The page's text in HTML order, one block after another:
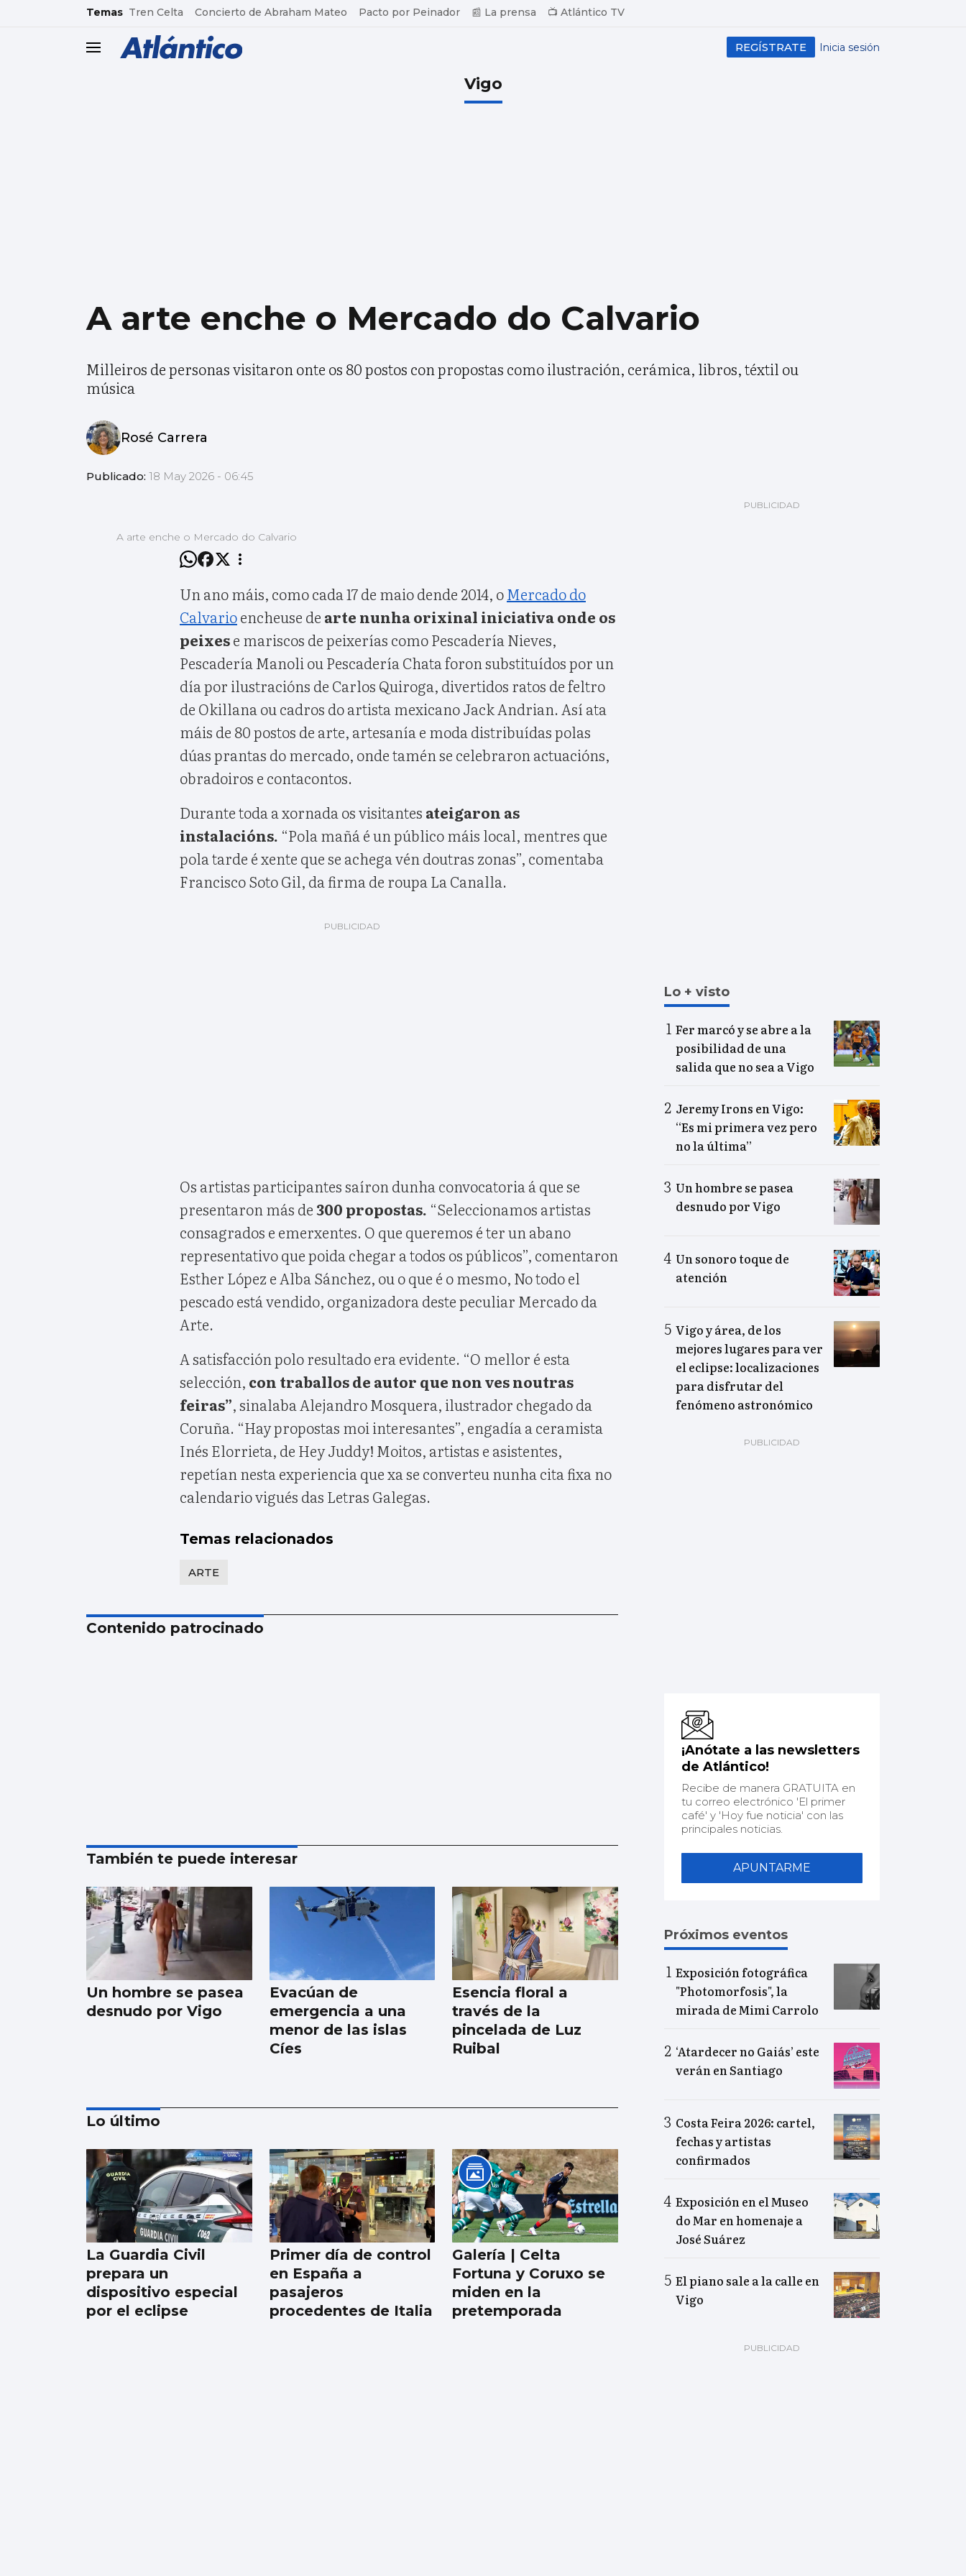
common.go-to-content
Temas Tren Celta Concierto de Abraham Mateo Pacto por Peinador 📰 La prensa 📺 Atlántico TV
header.menu.open Inicia sesión
REGÍSTRATE
Vigo
A arte enche o Mercado do Calvario
Milleiros de personas visitaron onte os 80 postos con propostas como ilustración, cerámica, libros, téxtil ou
música
Rosé Carrera
Publicado: 18 May 2026 - 06:45
A arte enche o Mercado do Calvario
Un ano máis, como cada 17 de maio dende 2014, oMercado do
Calvarioencheuse de arte nunha orixinal iniciativa onde os
peixese mariscos de peixerías como Pescadería Nieves,
Pescadería Manoli ou Pescadería Chata foron substituídos por un
día por ilustracións de Carlos Quiroga, divertidos ratos de feltro
de Okillana ou cadros do artista mexicano Jack Andrian. Así ata
máis de 80 postos de arte, artesanía e moda distribuídas polas
dúas prantas do mercado, onde tamén se celebraron actuacións,
obradoiros e contacontos.
Durante toda a xornada os visitantes ateigaron as
instalacións. “Pola mañá é un público máis local, mentres que
pola tarde é xente que se achega vén doutras zonas”, comentaba
Francisco Soto Gil, da firma de roupa La Canalla.
Os artistas participantes saíron dunha convocatoria á que se
presentaron más de300 propostas. “Seleccionamos artistas
consagrados e emerxentes. O que queremos é ter un abano
representativo que poida chegar a todos os públicos”, comentaron
Esther López e Alba Sánchez, ou o que é o mesmo, No todo el
pescado está vendido, organizadora deste peculiar Mercado da
Arte.
A satisfacción polo resultado era evidente. “O mellor é esta
selección, con traballos de autor que non ves noutras
feiras”, sinalaba Alejandro Mosquera, ilustrador chegado da
Coruña. “Hay propostas moi interesantes”, engadía a ceramista
Inés Elorrieta, de Hey Juddy! Moitos, artistas e asistentes,
repetían nesta experiencia que xa se converteu nunha cita fixa no
calendario vigués das Letras Galegas.
Temas relacionados
ARTE
Contenido patrocinado
También te puede interesar
Un hombre se pasea
desnudo por Vigo
Evacúan de
emergencia a una
menor de las islas
Cíes
Esencia floral a
través de la
pincelada de Luz
Ruibal
Xanma Louro, de The
Rapants: “Sempre foi
complicado dicir que
tocamos. Somos un
guiso, abertos a
todo”
Lo último
La Guardia Civil
prepara un
dispositivo especial
por el eclipse
Primer día de control
en España a
pasajeros
procedentes de Italia
Galería | Celta
Fortuna y Coruxo se
miden en la
pretemporada
Lo + visto
Fer marcó y se abre a la
posibilidad de una
salida que no sea a Vigo
Jeremy Irons en Vigo:
“Es mi primera vez pero
no la última”
Un hombre se pasea
desnudo por Vigo
Un sonoro toque de
atención
Vigo y área, de los
mejores lugares para ver
el eclipse: localizaciones
para disfrutar del
fenómeno astronómico
¡Anótate a las newsletters
de Atlántico!
Recibe de manera GRATUITA en
tu correo electrónico 'El primer
café' y 'Hoy fue noticia' con las
principales noticias.
APUNTARME
Próximos eventos
Exposición fotográfica
"Photomorfosis", la
mirada de Mimi Carrolo
‘Atardecer no Gaiás’ este
verán en Santiago
Costa Feira 2026: cartel,
fechas y artistas
confirmados
Exposición en el Museo
do Mar en homenaje a
José Suárez
El piano sale a la calle en
Vigo